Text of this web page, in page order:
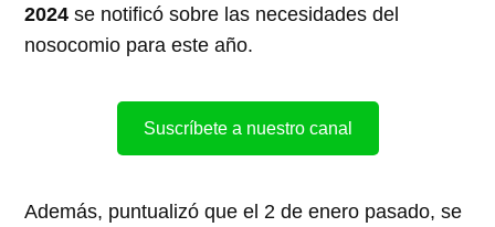
2024se notificó sobre las necesidades del
nosocomio para este año.
Suscríbete a nuestro canal
Además, puntualizó que el 2 de enero pasado, se